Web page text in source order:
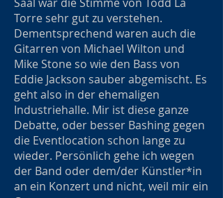
Torre sehr gut zu verstehen.
Dementsprechend waren auch die
Gitarren von Michael Wilton und
Mike Stone so wie den Bass von
Eddie Jackson sauber abgemischt. Es
geht also in der ehemaligen
Industriehalle. Mir ist diese ganze
Debatte, oder besser Bashing gegen
die Eventlocation schon lange zu
wieder. Persönlich gehe ich wegen
der Band oder dem/der Künstler*in
an ein Konzert und nicht, weil mir ein